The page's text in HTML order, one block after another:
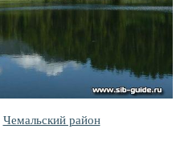
Чемальский район